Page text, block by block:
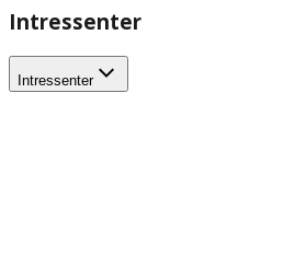
Intressenter
Intressenter